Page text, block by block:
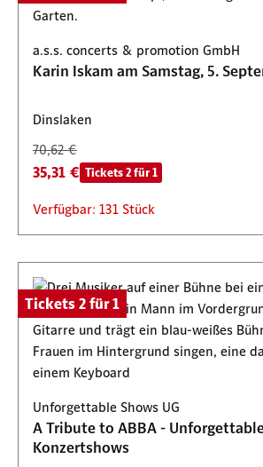
a.s.s. concerts & promotion GmbH
Karin Iskam am Samstag, 5.
Dinslaken
70,62 €
35,31 € Tickets 2 für 1
Verfügbar: 131 Stück
Tickets 2 für 1
Unforgettable Shows UG
A Tribute to ABBA -
Konzertshows